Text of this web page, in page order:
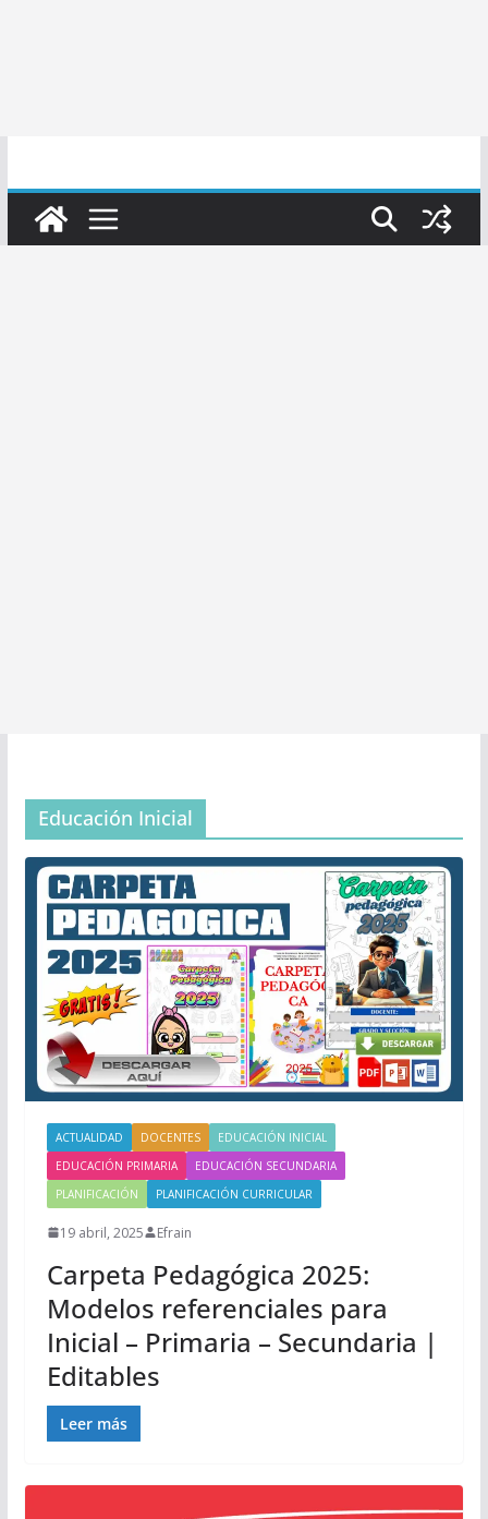
Educación Inicial
ACTUALIDAD DOCENTES
EDUCACIÓN INICIAL
EDUCACIÓN PRIMARIA
EDUCACIÓN SECUNDARIA
PLANIFICACIÓN
PLANIFICACIÓN CURRICULAR
19 abril, 2025 Efrain
Carpeta Pedagógica 2025:
Modelos referenciales para
Inicial – Primaria – Secundaria |
Editables
Leer más